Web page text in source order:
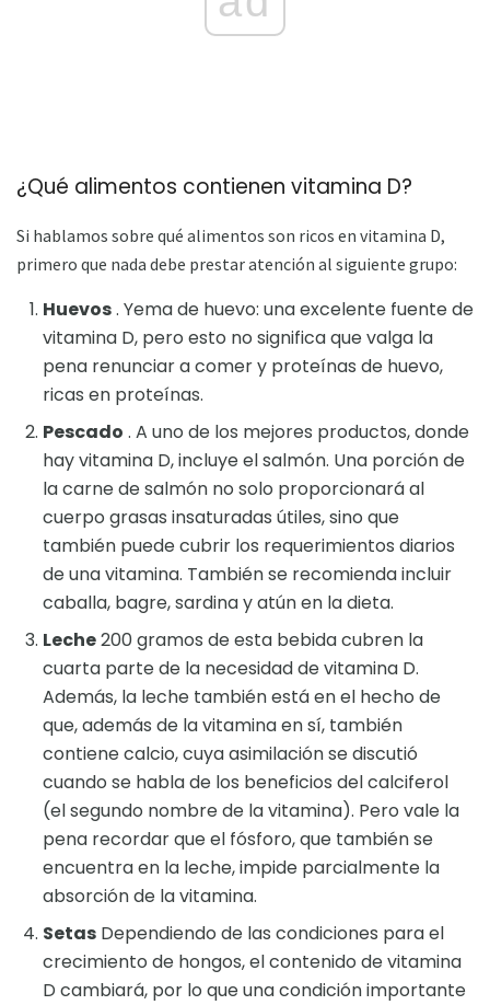
¿Qué alimentos contienen vitamina D?
Si hablamos sobre qué alimentos son ricos en vitamina D,
primero que nada debe prestar atención al siguiente grupo:
Huevos. Yema de huevo: una excelente fuente de
vitamina D, pero esto no significa que valga la
pena renunciar a comer y proteínas de huevo,
ricas en proteínas.
Pescado . A uno de los mejores productos, donde
hay vitamina D, incluye el salmón. Una porción de
la carne de salmón no solo proporcionará al
cuerpo grasas insaturadas útiles, sino que
también puede cubrir los requerimientos diarios
de una vitamina. También se recomienda incluir
caballa, bagre, sardina y atún en la dieta.
Leche200 gramos de esta bebida cubren la
cuarta parte de la necesidad de vitamina D.
Además, la leche también está en el hecho de
que, además de la vitamina en sí, también
contiene calcio, cuya asimilación se discutió
cuando se habla de los beneficios del calciferol
(el segundo nombre de la vitamina). Pero vale la
pena recordar que el fósforo, que también se
encuentra en la leche, impide parcialmente la
absorción de la vitamina.
Setas Dependiendo de las condiciones para el
crecimiento de hongos, el contenido de vitamina
D cambiará, por lo que una condición importante